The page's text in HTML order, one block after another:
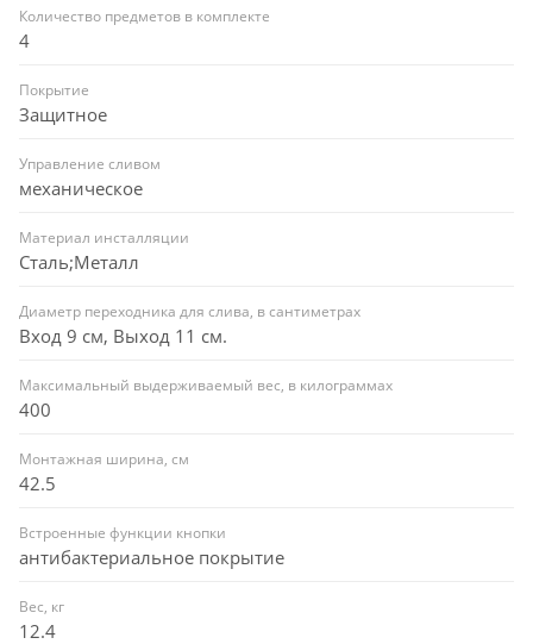
Количество предметов в комплекте
4
Покрытие
Защитное
Управление сливом
механическое
Материал инсталляции
Сталь;Металл
Диаметр переходника для слива, в сантиметрах
Вход 9 см, Выход 11 см.
Максимальный выдерживаемый вес, в килограммах
400
Монтажная ширина, см
42.5
Встроенные функции кнопки
антибактериальное покрытие
Вес, кг
12.4